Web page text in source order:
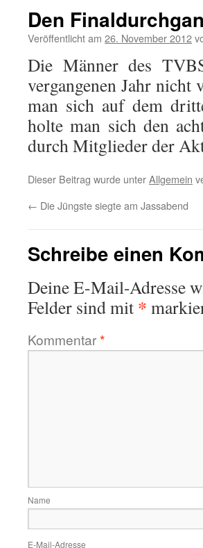
Den
Veröffentlicht am 26. November 2012
Die Männer des
vergangenen Jahr
man sich auf dem
holte man sich den
durch Mitglieder der
Dieser Beitrag wurde unterAllgemein
← Die Jüngste siegte am Jassabend
Schreibe einen
Deine E-Mail-Adresse
Felder sind mit *
Kommentar*
Name
E-Mail-Adresse